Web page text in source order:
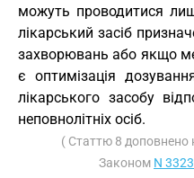
можуть проводитися
лікарський засіб
захворювань або якщо
є оптимізація
лікарського засобу
неповнолітніх осіб.
( Статтю 8 доповнено
Законом N